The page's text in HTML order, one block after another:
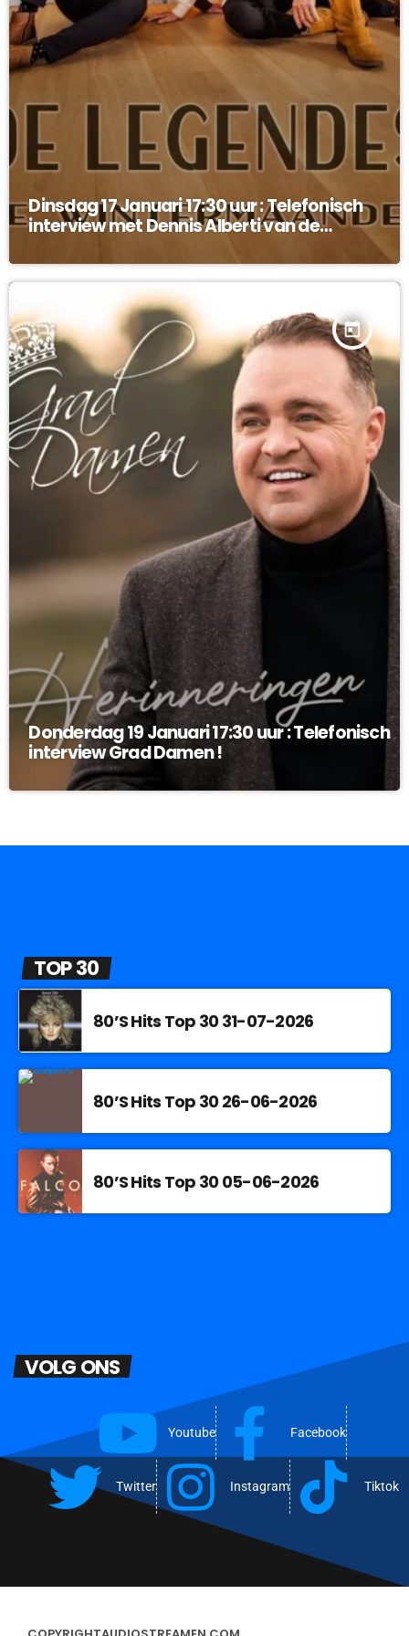
Dinsdag 17 Januari 17:30 uur : Telefonisch
interview met Dennis Alberti van de
today
Donderdag 19 Januari 17:30 uur : Telefonisch
interview Grad Damen !
TOP 30
80’S Hits Top 30 31-07-2026
80’S Hits Top 30 26-06-2026
80’S Hits Top 30 05-06-2026
VOLG ONS
Youtube Facebook
Twitter Instagram Tiktok